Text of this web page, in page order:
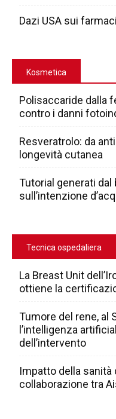
Dazi USA sui
Kosmetica
Polisaccaride dalla
contro i danni
Resveratrolo: da
longevità cutanea
Tutorial generati dal
sull’intenzione
Tecnica ospedaliera
La Breast Unit
ottiene la
Tumore del rene, al
l’intelligenza
dell’intervento
Impatto della sanità
collaborazione tra